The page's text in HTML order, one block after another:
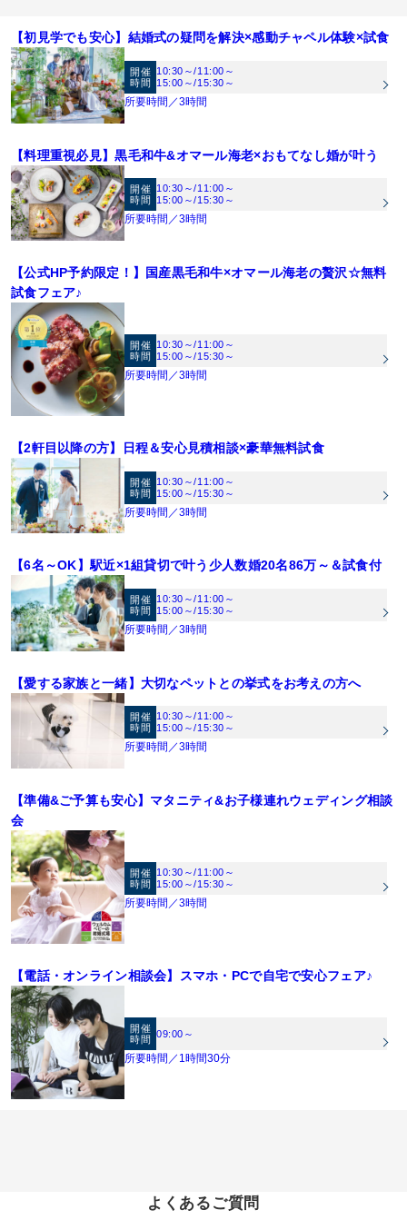
て創るフルオリジナル料理。オープンキッチン併設だからこそできるフランベ演出
はゲストからも大好評！お料理にこだわりたい方必見！！
【ドレスサロン併設！1,000点のラインナップ『ブライダルハウスTUTU』を体感】
全国提携ドレスショップが同ビル13Fに併設。花嫁を魅了し続けるドレスをご体験
ください※試着ご希望の方は事前にお問合せ下さい。 【取り扱いブランド】プロノ
ビアス／ラフィリエ／エルシール／フルブルーム／エレノア／ハーディエイミス／
の他多数
【開放感あふれるワンフロア貸切会場】1組貸切の為、ロビー、挙式会場、披露宴
め、天井装飾やコーディネートで自分らしさを演出♪
《ご見学》お車の方は、GEEKS OKAYAMA地下駐車場無料《ウェルカムベビー認
定会場》お子様がいても安心♪
《来館最大7万円プレゼント》【1】1件目見学で旅行券3万円（2件目以降は1万
円）【2】併設レストランSORAディナー券2万円（20名様以上での挙式・結婚式を
ご検討の方）【3】無料試食（2万円相当）
《ご成約特典》【1】挙式料20万円【2】衣装48万円分※特典は人数・日程で適用
制限有
【初見学でも安心】結婚式の疑問を解決×感動チャペル体験×試食
開催
時間
10:30～/11:00～
15:00～/15:30～
所要時間／3時間
【料理重視必見】黒毛和牛&オマール海老×おもてなし婚が叶う
開催
時間
10:30～/11:00～
15:00～/15:30～
所要時間／3時間
【公式HP予約限定！】国産黒毛和牛×オマール海老の贅沢☆無料
試食フェア♪
開催
時間
10:30～/11:00～
15:00～/15:30～
所要時間／3時間
【2軒目以降の方】日程＆安心見積相談×豪華無料試食
開催
時間
10:30～/11:00～
15:00～/15:30～
所要時間／3時間
【6名～OK】駅近×1組貸切で叶う少人数婚20名86万～＆試食付
開催
時間
10:30～/11:00～
15:00～/15:30～
所要時間／3時間
【愛する家族と一緒】大切なペットとの挙式をお考えの方へ
開催
時間
10:30～/11:00～
15:00～/15:30～
所要時間／3時間
【準備&ご予算も安心】マタニティ&お子様連れウェディング相談
会
開催
時間
10:30～/11:00～
15:00～/15:30～
所要時間／3時間
【電話・オンライン相談会】スマホ・PCで自宅で安心フェア♪
開催
時間
09:00～
所要時間／1時間30分
よくあるご質問